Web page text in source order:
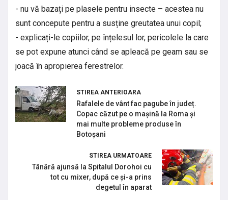
- nu vă bazați pe plasele pentru insecte – acestea nu
sunt concepute pentru a susține greutatea unui copil;
- explicați-le copiilor, pe înțelesul lor, pericolele la care
se pot expune atunci când se apleacă pe geam sau se
joacă în apropierea ferestrelor.
STIREA ANTERIOARA
Rafalele de vânt fac pagube în județ.
Copac căzut pe o mașină la Roma și
mai multe probleme produse în
Botoșani
STIREA URMATOARE
Tânără ajunsă la Spitalul Dorohoi cu
tot cu mixer, după ce și-a prins
degetul în aparat